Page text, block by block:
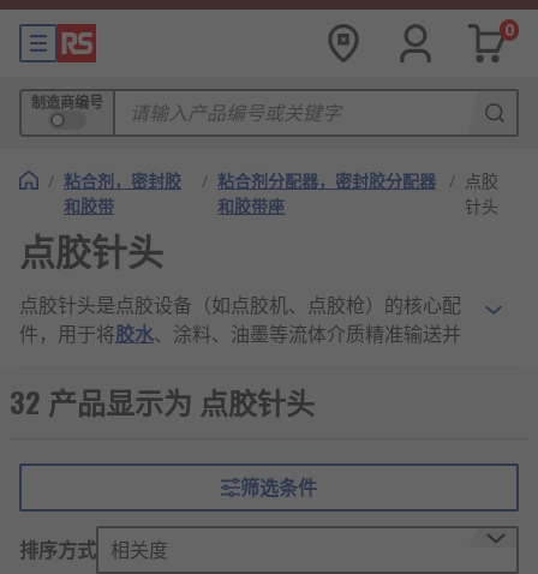
0
制造商编号
/ 粘合剂，密封胶
和胶带
/ 粘合剂分配器，密封胶分配器
和胶带座
/ 点胶
针头
点胶针头
点胶针头是点胶设备（如点胶机、点胶枪）的核心配
件，用于将胶水、涂料、油墨等流体介质精准输送并
三部分组成，广泛应用于电子制造、汽车零部件、医
疗器械、饰品加工等领域，是保障点胶精度、提升产
从结构来看，针管为中空管状结构，材质多为不锈钢
（耐磨耐腐蚀）或塑料（适配低粘度流体），内壁光
滑以减少流体阻力；针尖根据需求设计为不同形状
32 产品显示为 点胶针头
筛选条件
排序方式 相关度